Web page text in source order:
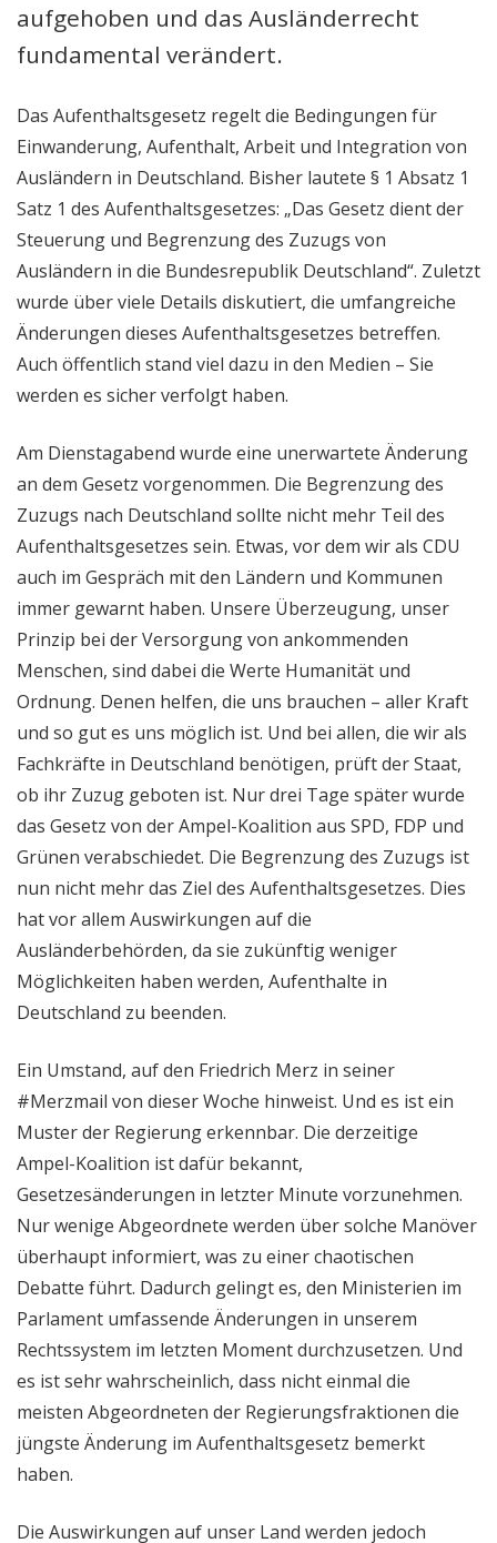
aufgehoben und das Ausländerrecht
fundamental verändert.
Das Aufenthaltsgesetz regelt die Bedingungen für
Einwanderung, Aufenthalt, Arbeit und Integration von
Ausländern in Deutschland. Bisher lautete § 1 Absatz 1
Satz 1 des Aufenthaltsgesetzes: „Das Gesetz dient der
Steuerung und Begrenzung des Zuzugs von
Ausländern in die Bundesrepublik Deutschland“. Zuletzt
wurde über viele Details diskutiert, die umfangreiche
Änderungen dieses Aufenthaltsgesetzes betreffen.
Auch öffentlich stand viel dazu in den Medien – Sie
werden es sicher verfolgt haben.
Am Dienstagabend wurde eine unerwartete Änderung
an dem Gesetz vorgenommen. Die Begrenzung des
Zuzugs nach Deutschland sollte nicht mehr Teil des
Aufenthaltsgesetzes sein. Etwas, vor dem wir als CDU
auch im Gespräch mit den Ländern und Kommunen
immer gewarnt haben. Unsere Überzeugung, unser
Prinzip bei der Versorgung von ankommenden
Menschen, sind dabei die Werte Humanität und
Ordnung. Denen helfen, die uns brauchen – aller Kraft
und so gut es uns möglich ist. Und bei allen, die wir als
Fachkräfte in Deutschland benötigen, prüft der Staat,
ob ihr Zuzug geboten ist. Nur drei Tage später wurde
das Gesetz von der Ampel-Koalition aus SPD, FDP und
Grünen verabschiedet. Die Begrenzung des Zuzugs ist
nun nicht mehr das Ziel des Aufenthaltsgesetzes. Dies
hat vor allem Auswirkungen auf die
Ausländerbehörden, da sie zukünftig weniger
Möglichkeiten haben werden, Aufenthalte in
Deutschland zu beenden.
Ein Umstand, auf den Friedrich Merz in seiner
#Merzmail von dieser Woche hinweist. Und es ist ein
Muster der Regierung erkennbar. Die derzeitige
Ampel-Koalition ist dafür bekannt,
Gesetzesänderungen in letzter Minute vorzunehmen.
Nur wenige Abgeordnete werden über solche Manöver
überhaupt informiert, was zu einer chaotischen
Debatte führt. Dadurch gelingt es, den Ministerien im
Parlament umfassende Änderungen in unserem
Rechtssystem im letzten Moment durchzusetzen. Und
es ist sehr wahrscheinlich, dass nicht einmal die
meisten Abgeordneten der Regierungsfraktionen die
jüngste Änderung im Aufenthaltsgesetz bemerkt
haben.
Die Auswirkungen auf unser Land werden jedoch